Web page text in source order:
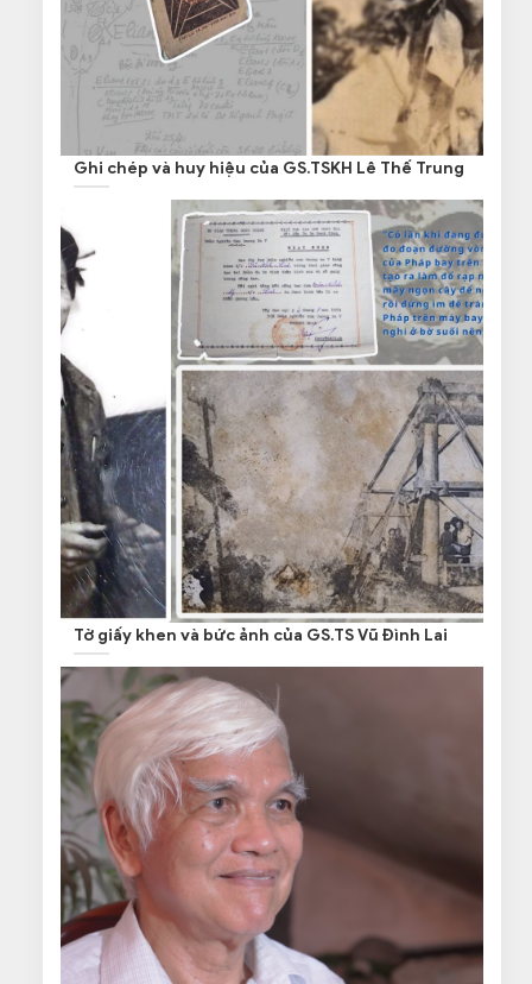
Ghi chép và huy hiệu của GS.TSKH Lê Thế Trung
Tờ giấy khen và bức ảnh của GS.TS Vũ Đình Lai